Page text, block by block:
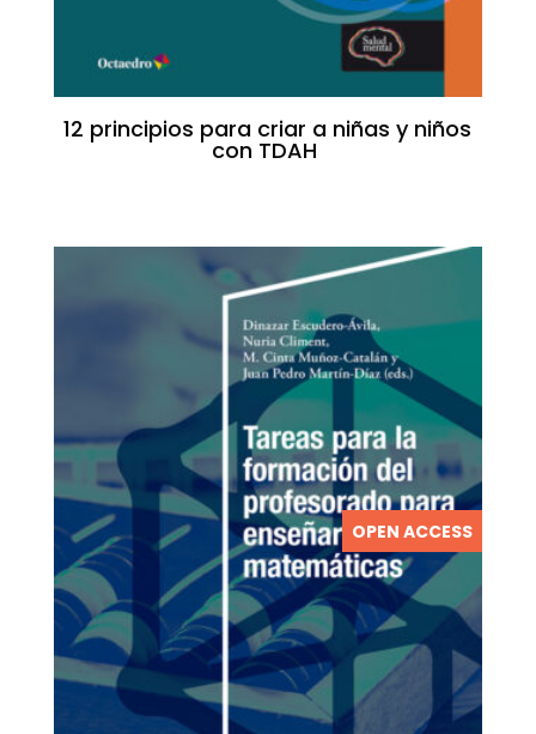
12 principios para criar a niñas y niños
con TDAH
OPEN ACCESS